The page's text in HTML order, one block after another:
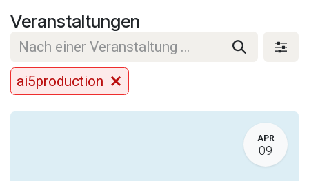
Veranstaltungen
ai5production
APR
09